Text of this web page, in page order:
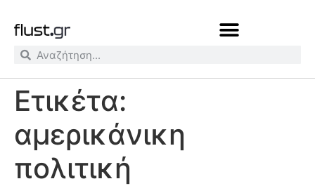
Ετικέτα:
αμερικάνικη
πολιτική